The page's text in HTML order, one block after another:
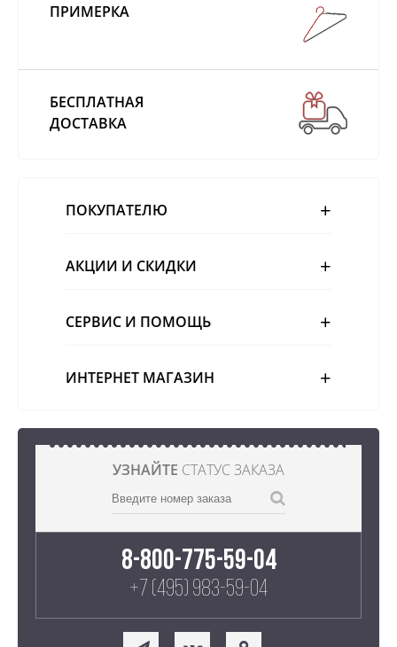
ПРИМЕРКА
БЕСПЛАТНАЯ
ДОСТАВКА
ПОКУПАТЕЛЮ
АКЦИИ И СКИДКИ
СЕРВИС И ПОМОЩЬ
ИНТЕРНЕТ МАГАЗИН
УЗНАЙТЕ СТАТУС ЗАКАЗА
8-800-775-59-04
+7 (495) 983-59-04